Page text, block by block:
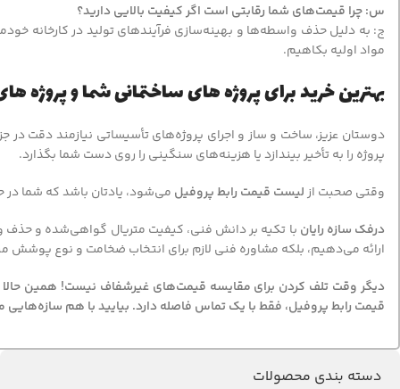
س: چرا قیمت‌های شما رقابتی است اگر کیفیت بالایی دارید؟
ج: به دلیل حذف واسطه‌ها و بهینه‌سازی فرآیندهای تولید در کارخانه
مواد اولیه بکاهیم.
بهترین خرید برای پروژه های ساختمانی شما و پروژه
دوستان عزیز، ساخت و ساز و اجرای پروژه‌های تأسیساتی نیازمند دقت
پروژه را به تأخیر بیندازد یا هزینه‌های سنگینی را روی دست شما بگذارد.
وقتی صحبت ازلیست قیمت رابط پروفیل می‌شود، یادتان باشد که شما
درفک سازه رایان با تکیه بر دانش فنی، کیفیت متریال گواهی‌شده و حذف
ارائه می‌دهیم، بلکه مشاوره فنی لازم برای انتخاب ضخامت و نوع پوشش
دیگر وقت تلف کردن برای مقایسه قیمت‌های غیرشفاف نیست! همین حالا
قیمت رابط پروفیل، فقط با یک تماس فاصله دارد. بیایید با هم سازه‌هایی
دسته بندی محصولات